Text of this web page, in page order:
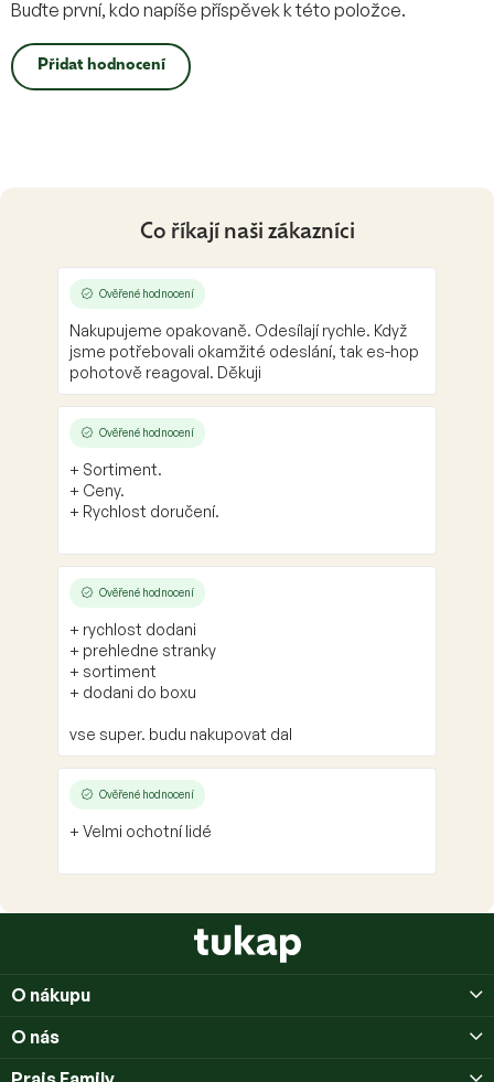
Buďte první, kdo napíše příspěvek k této položce.
Přidat hodnocení
Co říkají naši zákazníci
Ověřené hodnocení
Nakupujeme opakovaně. Odesílají rychle. Když
jsme potřebovali okamžité odeslání, tak es-hop
pohotově reagoval. Děkuji
Ověřené hodnocení
+ Sortiment.
+ Ceny.
+ Rychlost doručení.
Ověřené hodnocení
+ rychlost dodani
+ prehledne stranky
+ sortiment
+ dodani do boxu
vse super. budu nakupovat dal
Ověřené hodnocení
+ Velmi ochotní lidé
O nákupu
O nás